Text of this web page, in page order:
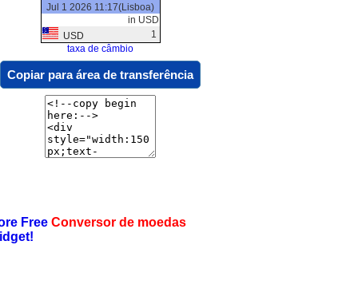
Jul 1 2026 11:17(Lisboa)
in USD
USD
1
taxa de câmbio
Copiar para área de transferência
Free Conversor de moedas